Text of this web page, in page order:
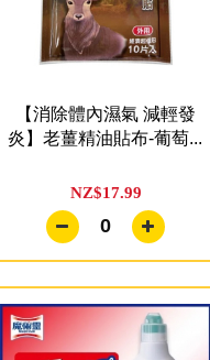
【消除體內濕氣 減輕發
炎】老薑精油貼布-葡萄...
NZ$17.99
0